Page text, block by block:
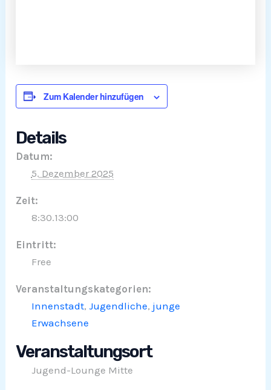
Zum Kalender hinzufügen
Details
Datum:
5. Dezember 2025
Zeit:
8:30.13:00
Eintritt:
Free
Veranstaltungskategorien:
Innenstadt, Jugendliche, junge
Erwachsene
Veranstaltungsort
Jugend-Lounge Mitte